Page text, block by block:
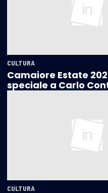
CULTURA
Camaiore Estate
speciale a Carlo
CULTURA